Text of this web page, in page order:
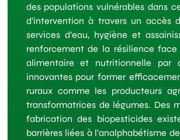
des populations vulnérables dans
d’intervention à travers un accès
services d’eau, hygiène et
renforcement de la résilience face
alimentaire et nutritionnelle par
innovantes pour former
ruraux comme les producteurs
transformatrices de légumes. Des
fabrication des biopesticides
barrières liées à l’analphabétisme